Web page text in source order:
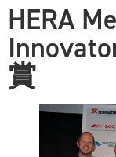
HERA
賞